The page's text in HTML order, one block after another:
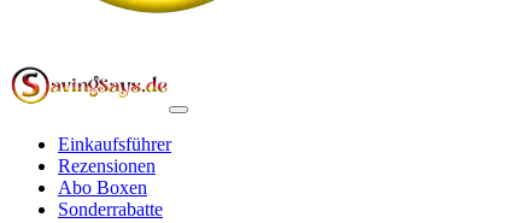
Einkaufsführer
Rezensionen
Abo Boxen
Sonderrabatte